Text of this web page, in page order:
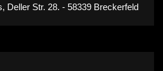
Deller Str. 28. - 58339 Breckerfeld